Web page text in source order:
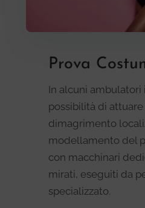
Prova
In alcuni ambulatori
possibilità di attuare
dimagrimento
modellamento del
con macchinari
mirati, eseguiti da
specializzato.